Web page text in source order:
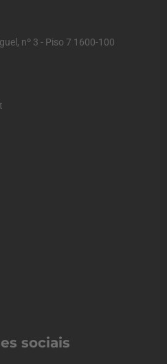
nº 3 - Piso 7 1600-100
sociais